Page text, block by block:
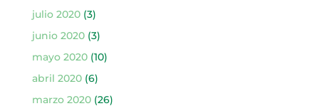
julio 2020(3)
junio 2020(3)
mayo 2020(10)
abril 2020(6)
marzo 2020(26)